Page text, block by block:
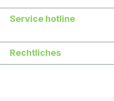
Service hotline
Rechtliches